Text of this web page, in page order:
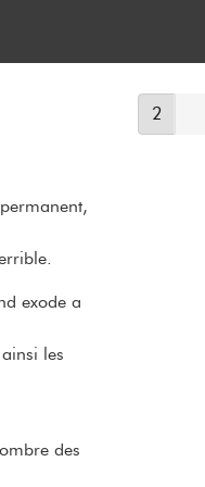
exode a
les
des
2